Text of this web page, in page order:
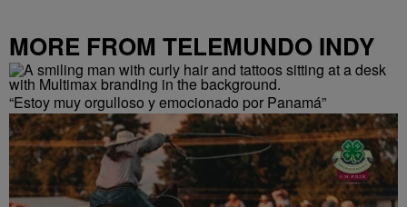
MORE FROM TELEMUNDO INDY
“Estoy muy orgulloso y emocionado por Panamá”